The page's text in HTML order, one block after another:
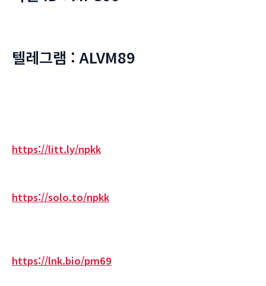
텔레그램 : ALVM89
https://litt.ly/npkk
https://solo.to/npkk
https://lnk.bio/pm69